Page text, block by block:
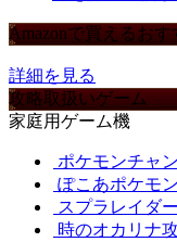
Amazonで買えるお
詳細を見る
攻略取扱いゲーム
家庭用ゲーム機
ポケモンチャ
ぽこあポケモ
スプラレイダ
時のオカリナ